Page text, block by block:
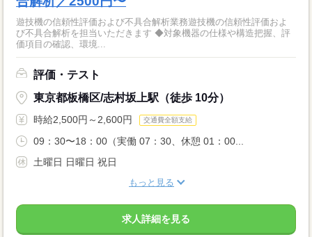
遊技機の信頼性評価および不具合解析業務遊技機の信頼性評価およ
び不具合解析を担当いただきます ◆対象機器の仕様や構造把握、評
価項目の確認、環境...
評価・テスト
東京都板橋区/志村坂上駅（徒歩 10分）
時給2,500円～2,600円 交通費全額支給
09：30〜18：00（実働 07：30、休憩 01：00...
土曜日 日曜日 祝日
もっと見る
求人詳細を見る